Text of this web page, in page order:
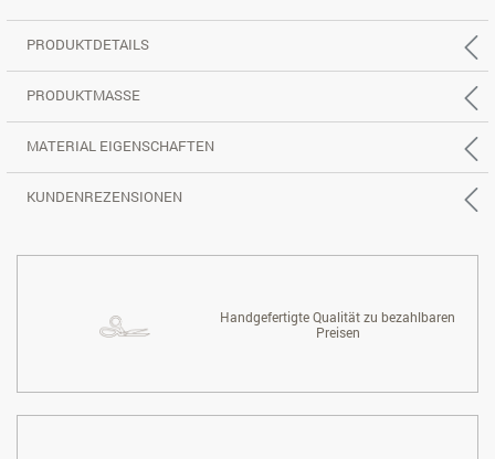
PRODUKTDETAILS
PRODUKTMASSE
MATERIAL EIGENSCHAFTEN
KUNDENREZENSIONEN
Handgefertigte Qualität zu bezahlbaren
Preisen